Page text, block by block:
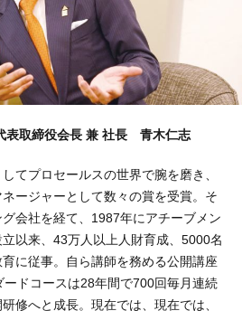
表取締役会長 兼 社長 青木仁志
てプロセールスの世界で腕を磨き、
ージャーとして数々の賞を受賞。そ
会社を経て、1987年にアチーブメン
以来、43万人以上人財育成、5000名
に従事。自ら講師を務める公開講座
ードコースは28年間で700回毎月連続
修へと成長。現在では、現在では、
社会貢献
事業戦略
夢 日本青年会議所
検索